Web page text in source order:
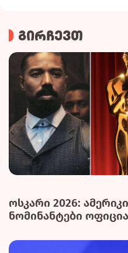
გირჩევთ
ოსკარი 2026:
ნომინანტები